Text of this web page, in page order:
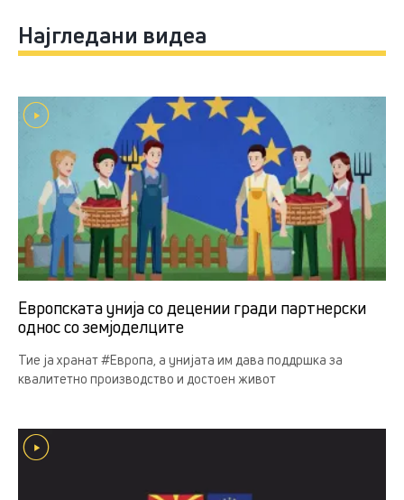
Најгледани видеа
Европската унија со децении гради партнерски
однос со земјоделцитe
Тие ја хранат #Европа, а унијата им дава поддршка за
квалитетно производство и достоен живот